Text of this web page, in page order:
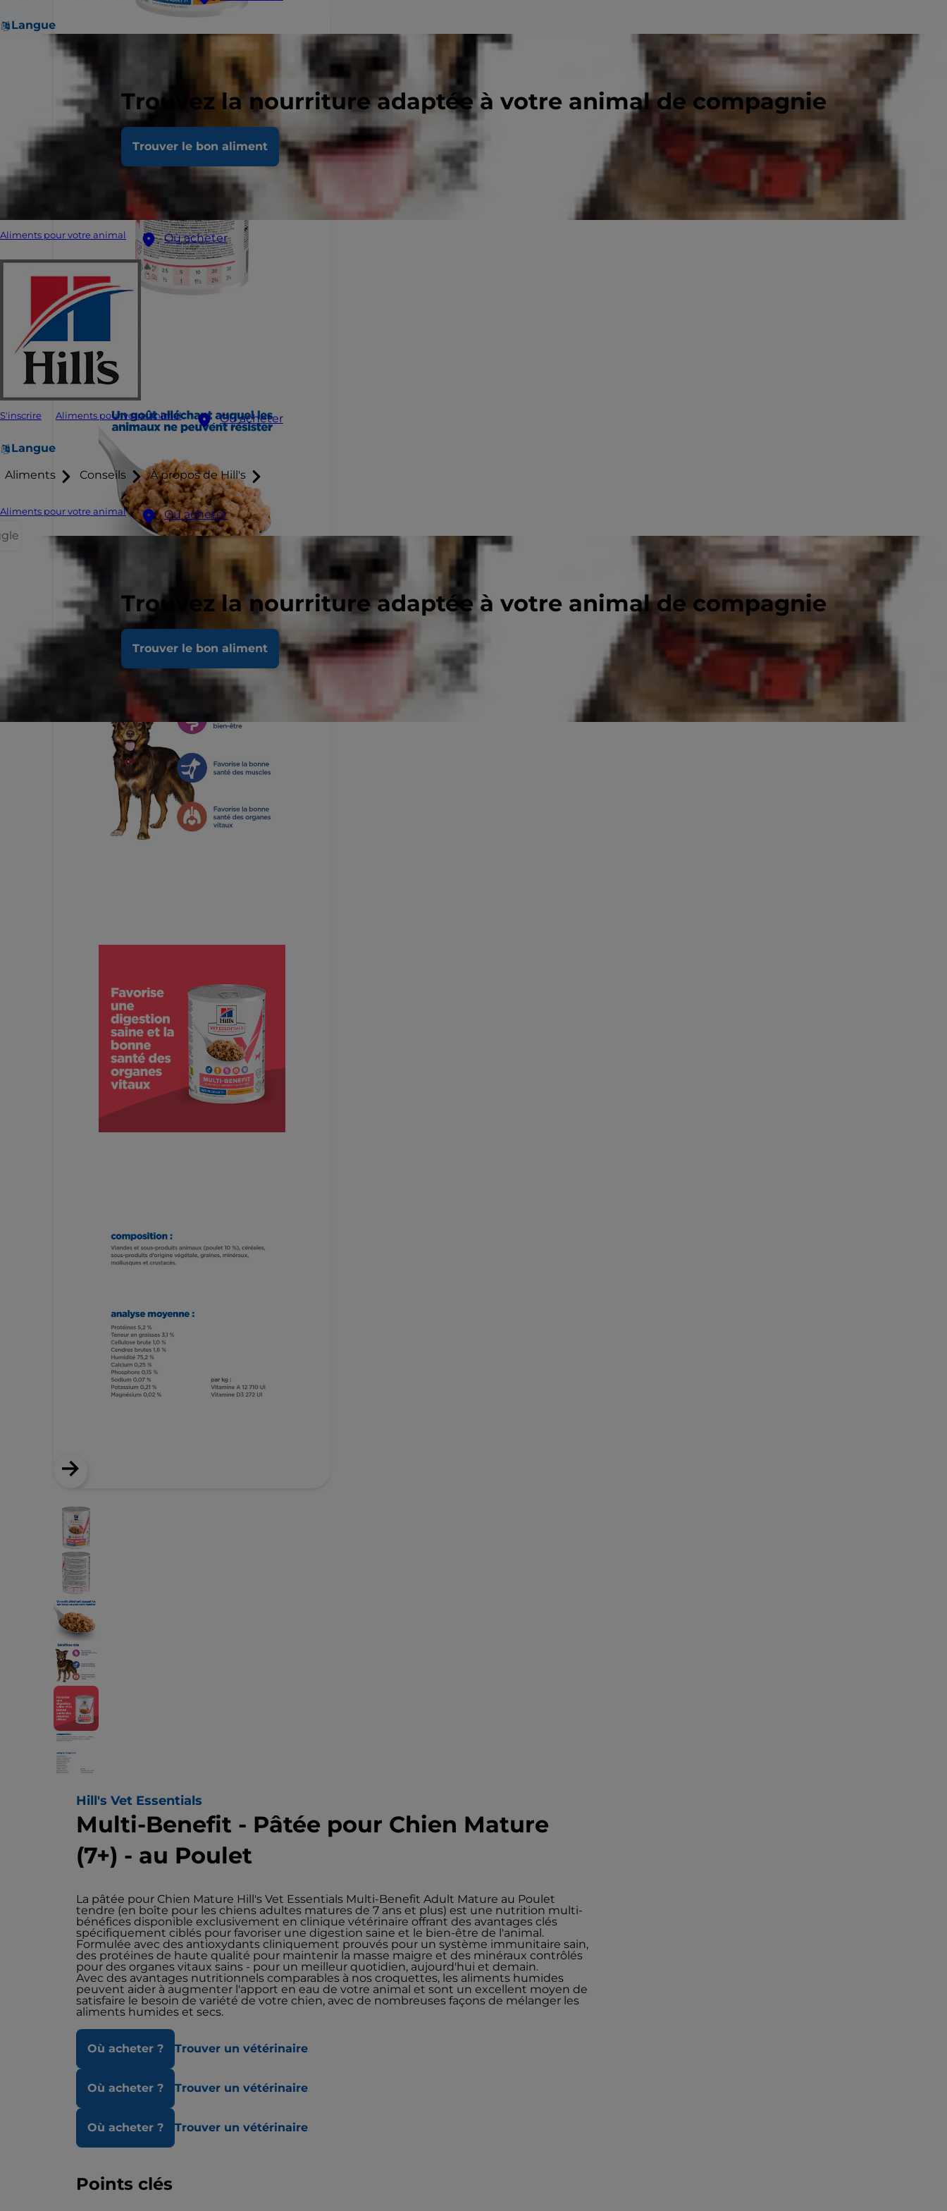
Langue
Trouvez la nourriture adaptée à votre animal de compagnie
Trouver le bon aliment
Aliments pour votre animal Où acheter
S'inscrire Aliments pour votre animal Où acheter
Langue
Aliments Conseils À propos de Hill's
Aliments pour votre animal
Où acheter
Trouvez la nourriture adaptée à votre animal de compagnie
Trouver le bon aliment
Hill's Vet Essentials
Multi-Benefit - Pâtée pour Chien Mature
(7+) - au Poulet
La pâtée pour Chien Mature Hill's Vet Essentials Multi-Benefit Adult Mature au Poulet
tendre (en boîte pour les chiens adultes matures de 7 ans et plus) est une nutrition multi-
bénéfices disponible exclusivement en clinique vétérinaire offrant des avantages clés
spécifiquement ciblés pour favoriser une digestion saine et le bien-être de l'animal.
Formulée avec des antioxydants cliniquement prouvés pour un système immunitaire sain,
des protéines de haute qualité pour maintenir la masse maigre et des minéraux contrôlés
pour des organes vitaux sains - pour un meilleur quotidien, aujourd'hui et demain.
Avec des avantages nutritionnels comparables à nos croquettes, les aliments humides
peuvent aider à augmenter l'apport en eau de votre animal et sont un excellent moyen de
satisfaire le besoin de variété de votre chien, avec de nombreuses façons de mélanger les
aliments humides et secs.
Où acheter ? Trouver un vétérinaire
Où acheter ? Trouver un vétérinaire
Où acheter ? Trouver un vétérinaire
Points clés